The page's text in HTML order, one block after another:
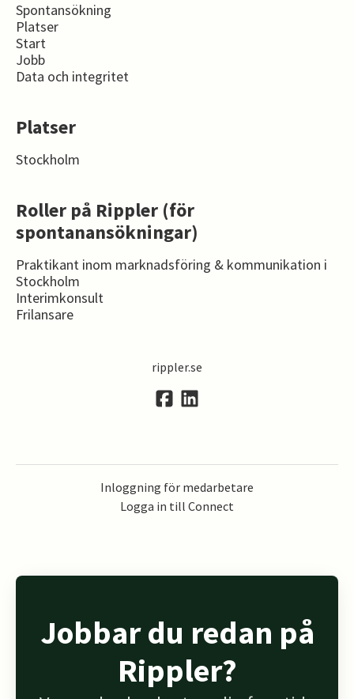
Spontansökning
Platser
Start
Jobb
Data och integritet
Platser
Stockholm
Roller på Rippler (för
spontanansökningar)
Praktikant inom marknadsföring & kommunikation i
Stockholm
Interimkonsult
Frilansare
rippler.se
Inloggning för medarbetare
Logga in till Connect
Jobbar du redan på
Rippler?